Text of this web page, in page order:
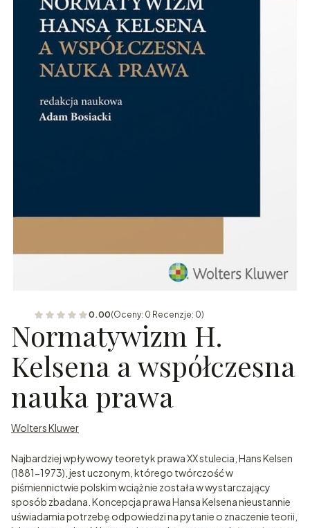
0.00(Oceny: 0 Recenzje: 0)
Normatywizm H.
Kelsena a współczesna
nauka prawa
Wolters Kluwer
Najbardziej wpływowy teoretyk prawa XX stulecia, Hans Kelsen
(1881-1973), jest uczonym, którego twórczość w
piśmiennictwie polskim wciąż nie została w wystarczający
sposób zbadana. Koncepcja prawa Hansa Kelsena nieustannie
uświadamia potrzebę odpowiedzi na pytanie o znaczenie teorii,